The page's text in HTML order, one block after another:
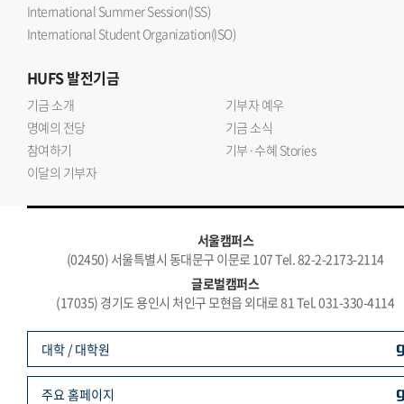
International Summer Session(ISS)
International Student Organization(ISO)
HUFS발전기금
기금 소개
기부자 예우
명예의 전당
기금 소식
참여하기
기부·수혜 Stories
이달의 기부자
서울캠퍼스
(02450) 서울특별시 동대문구 이문로 107 Tel. 82-2-2173-2114
글로벌캠퍼스
(17035) 경기도 용인시 처인구 모현읍 외대로 81 Tel. 031-330-4114
대학 / 대학원
주요 홈페이지